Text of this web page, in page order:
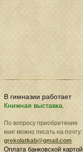
В гимназии работает
Книжная выставка.
По вопросу приобретения
книг можно писать на почту:
grekolatkab@gmail.com
Оплата банковской картой